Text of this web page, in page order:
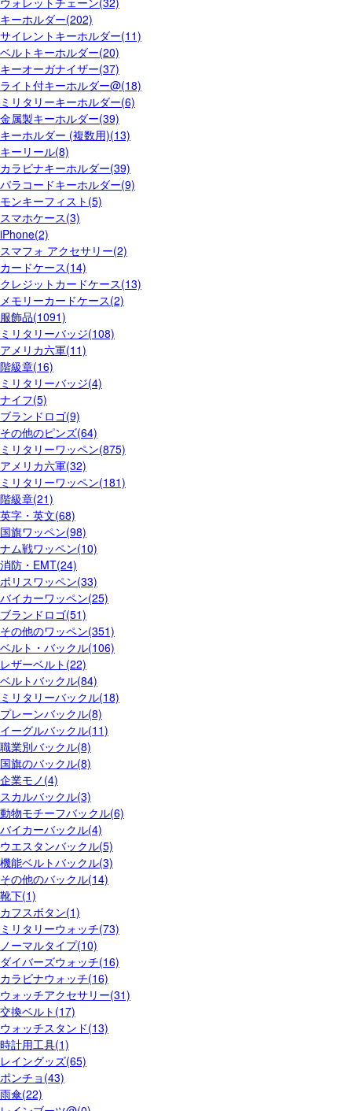
キーホルダー(202)
サイレントキーホルダー(11)
ベルトキーホルダー(20)
キーオーガナイザー(37)
ライト付キーホルダー@(18)
ミリタリーキーホルダー(6)
金属製キーホルダー(39)
キーホルダー (複数用)(13)
キーリール(8)
カラビナキーホルダー(39)
パラコードキーホルダー(9)
モンキーフィスト(5)
スマホケース(3)
iPhone(2)
スマフォ アクセサリー(2)
カードケース(14)
クレジットカードケース(13)
メモリーカードケース(2)
服飾品(1091)
ミリタリーバッジ(108)
アメリカ六軍(11)
階級章(16)
ミリタリーバッジ(4)
ナイフ(5)
ブランドロゴ(9)
その他のピンズ(64)
ミリタリーワッペン(875)
アメリカ六軍(32)
ミリタリーワッペン(181)
階級章(21)
英字・英文(68)
国旗ワッペン(98)
ナム戦ワッペン(10)
消防・EMT(24)
ポリスワッペン(33)
バイカーワッペン(25)
ブランドロゴ(51)
その他のワッペン(351)
ベルト・バックル(106)
レザーベルト(22)
ベルトバックル(84)
ミリタリーバックル(18)
プレーンバックル(8)
イーグルバックル(11)
職業別バックル(8)
国旗のバックル(8)
企業モノ(4)
スカルバックル(3)
動物モチーフバックル(6)
バイカーバックル(4)
ウエスタンバックル(5)
機能ベルトバックル(3)
その他のバックル(14)
靴下(1)
カフスボタン(1)
ミリタリーウォッチ(73)
ノーマルタイプ(10)
ダイバーズウォッチ(16)
カラビナウォッチ(16)
ウォッチアクセサリー(31)
交換ベルト(17)
ウォッチスタンド(13)
時計用工具(1)
レイングッズ(65)
ポンチョ(43)
雨傘(22)